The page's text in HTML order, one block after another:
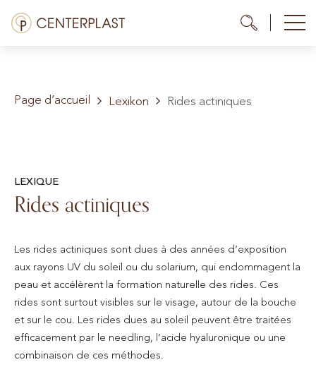
Aller
auMenü
À propos de nous
Contact
Page d’accueil Lexikon Rides actiniques
LEXIQUE
Rides actiniques
Les rides actiniques sont dues à des années d’exposition
aux rayons UV du soleil ou du solarium, qui endommagent la
peau et accélèrent la formation naturelle des rides. Ces
rides sont surtout visibles sur le visage, autour de la bouche
et sur le cou. Les rides dues au soleil peuvent être traitées
efficacement par le needling, l’acide hyaluronique ou une
combinaison de ces méthodes.